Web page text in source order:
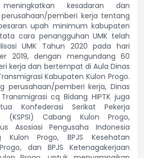
kesadaran dan
pemberi kerja tentang
upah minimum kabupaten
cara penangguhan UMK telah
UMK Tahun 2020 pada hari
2019, dengan mengundang 60
kerja dan bertempat di Aula Dinas
Kabupaten Kulon Progo.
perusahaan/pemberi kerja, Dinas
cq Bidang HIPTK juga
Konfederasi Serikat Pekerja
(KSPSI) Cabang Kulon Progo,
Asosiasi Pengusaha Indonesia
Kulon Progo, BPJS Kesehatan
dan BPJS Ketenagakerjaan